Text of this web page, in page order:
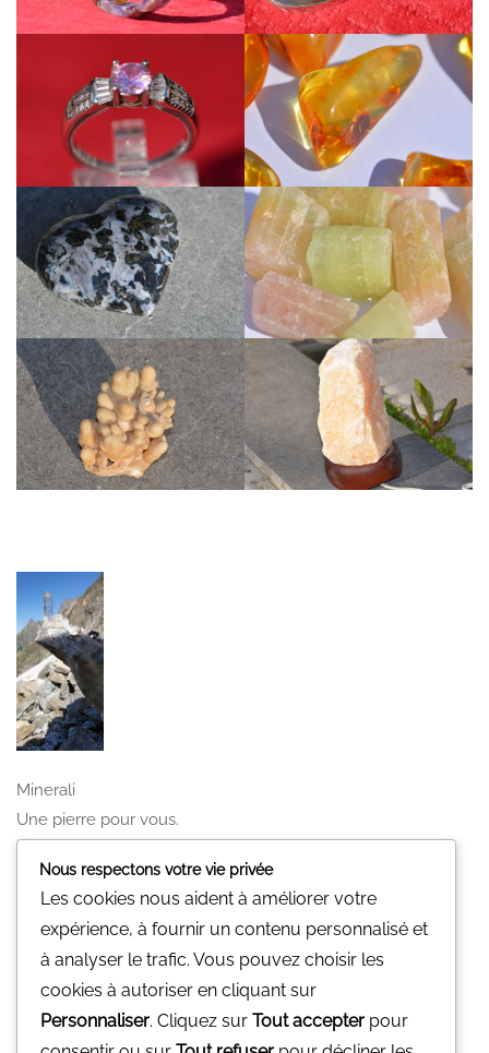
Minerali
Une pierre pour vous.
Nous n'avons pas de magasin physique
Vous pouvez nous contacter par mail
gp@minerali.beou au 0455.17.55.84
Facebook
Nous respectons votre vie privée
Les cookies nous aident à améliorer votre
expérience, à fournir un contenu personnalisé et
à analyser le trafic. Vous pouvez choisir les
cookies à autoriser en cliquant sur
Personnaliser. Cliquez sur Tout accepter pour